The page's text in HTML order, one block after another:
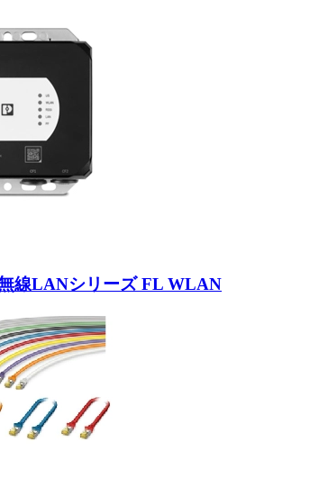
線LANシリーズ FL WLAN